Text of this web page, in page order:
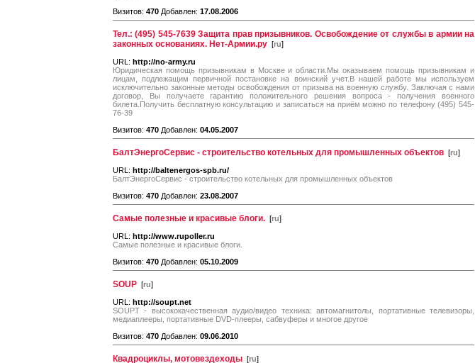
Визитов: 470 Добавлен: 17.08.2006
Тел.: (495) 545-7639 Защита прав призывников. Освобождение от службы в армии на
законных основаниях. Нет-Армии.ру [ru]
URL: http://no-army.ru
Юридическая помощь призывникам в Москве и области.Мы оказываем помощь призывникам и
лицам, подлежащим первичной постановке на воинский учет.В нашей работе мы используем
исключительно законные методы освобождения от призыва на военную службу. Заключая с нами
договор, Вы получаете гарантию положительного решения вопроса - получения военного
билета.Получить бесплатную консультацию и записаться на приём можно по телефону (495) 545-
76-39
Визитов: 470 Добавлен: 04.05.2007
БалтЭнергоСервис - строительство котельных для промышленных объектов [ru]
URL: http://baltenergos-spb.ru/
БалтЭнергоСервис - строительство котельных для промышленных объектов
Визитов: 470 Добавлен: 23.08.2007
Самые полезные и красивые блоги. [ru]
URL: http://www.rupoller.ru
Самые полезные и красивые блоги.
Визитов: 470 Добавлен: 05.10.2009
SOUP [ru]
URL: http://soupt.net
SOUPT - высококачественная аудио/видео техника: автомагнитолы, портативные телевизоры,
медиаплееры, портативные DVD-плееры, сабвуферы и многое другое
Визитов: 470 Добавлен: 09.06.2010
Квадроциклы, мотовездеходы [ru]